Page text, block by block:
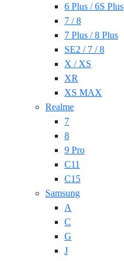
6 Plus / 6S Plus
7 / 8
7 Plus / 8 Plus
SE2 / 7 / 8
X / XS
XR
XS MAX
Realme
7
8
9 Pro
C11
C15
Samsung
A
C
G
J